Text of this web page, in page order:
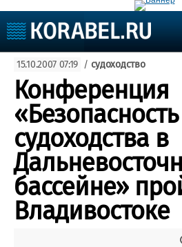
Судоходство
Судоремонт
События
Пресс-релизы
Порты
ВМФ
Образование
Яхты и катера
Еще
Судостроение
Пульс
Торговая
Доска
Продажа
15.10.2007 07:19 / судоходство
Конференция
«Безопасность
судоходства в
бассейне»
Владивостоке